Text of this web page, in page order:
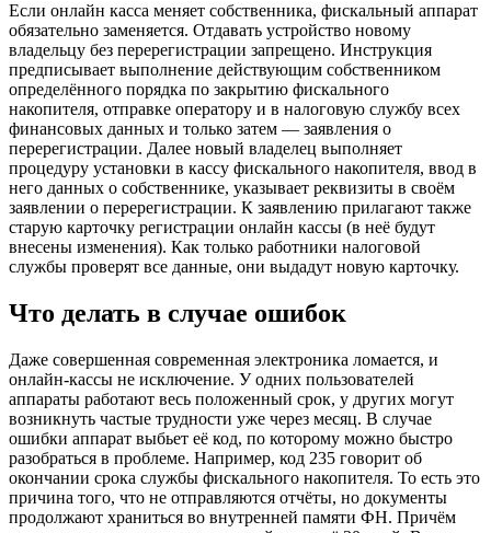
Если онлайн касса меняет собственника, фискальный аппарат
обязательно заменяется. Отдавать устройство новому
владельцу без перерегистрации запрещено. Инструкция
предписывает выполнение действующим собственником
определённого порядка по закрытию фискального
накопителя, отправке оператору и в налоговую службу всех
финансовых данных и только затем — заявления о
перерегистрации. Далее новый владелец выполняет
процедуру установки в кассу фискального накопителя, ввод в
него данных о собственнике, указывает реквизиты в своём
заявлении о перерегистрации. К заявлению прилагают также
старую карточку регистрации онлайн кассы (в неё будут
внесены изменения). Как только работники налоговой
службы проверят все данные, они выдадут новую карточку.
Что делать в случае ошибок
Даже совершенная современная электроника ломается, и
онлайн-кассы не исключение. У одних пользователей
аппараты работают весь положенный срок, у других могут
возникнуть частые трудности уже через месяц. В случае
ошибки аппарат выбьет её код, по которому можно быстро
разобраться в проблеме. Например, код 235 говорит об
окончании срока службы фискального накопителя. То есть это
причина того, что не отправляются отчёты, но документы
продолжают храниться во внутренней памяти ФН. Причём